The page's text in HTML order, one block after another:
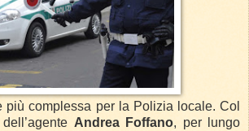
più complessa per la Polizia locale. Col
Andrea Foffano, per lungo